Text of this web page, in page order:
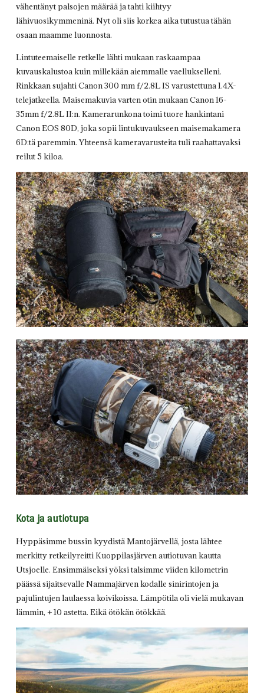
vähentänyt palsojen määrää ja tahti kiihtyy
lähivuosikymmeninä. Nyt oli siis korkea aika tutustua tähän
osaan maamme luonnosta.
Lintuteemaiselle retkelle lähti mukaan raskaampaa
kuvauskalustoa kuin millekään aiemmalle vaellukselleni.
Rinkkaan sujahti Canon 300 mm f/2.8L IS varustettuna 1.4X-
telejatkeella. Maisemakuvia varten otin mukaan Canon 16-
35mm f/2.8L II:n. Kamerarunkona toimi tuore hankintani
Canon EOS 80D, joka sopii lintukuvaukseen maisemakamera
6D:tä paremmin. Yhteensä kameravarusteita tuli raahattavaksi
reilut 5 kiloa.
Kota ja autiotupa
Hyppäsimme bussin kyydistä Mantojärvellä, josta lähtee
merkitty retkeilyreitti Kuoppilasjärven autiotuvan kautta
Utsjoelle. Ensimmäiseksi yöksi talsimme viiden kilometrin
päässä sijaitsevalle Nammajärven kodalle sinirintojen ja
pajulintujen laulaessa koivikoissa. Lämpötila oli vielä mukavan
lämmin, + 10 astetta. Eikä ötökän ötökkää.